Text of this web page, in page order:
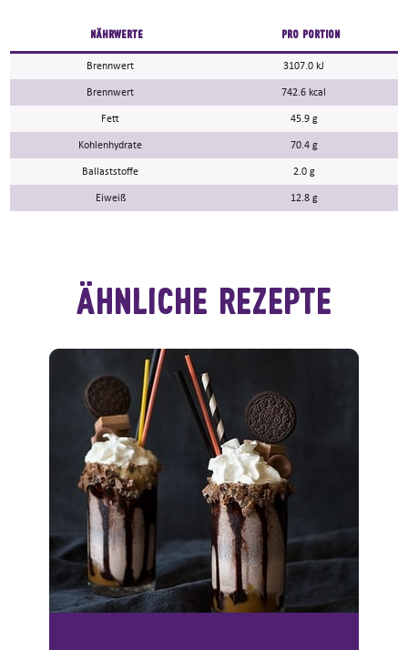
NÄHRWERTE PRO PORTION
Brennwert 3107.0 kJ
Brennwert 742.6 kcal
Fett 45.9 g
Kohlenhydrate 70.4 g
Ballaststoffe 2.0 g
Eiweiß 12.8 g
ähnliche Rezepte